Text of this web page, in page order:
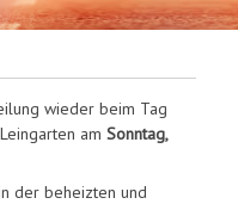
wieder beim Tag
am Sonntag,
der beheizten und